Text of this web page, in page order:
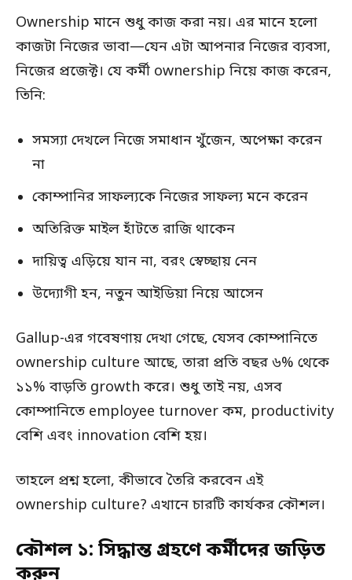
Ownership মানে শুধু কাজ করা নয়। এর মানে হলো
কাজটা নিজের ভাবা—যেন এটা আপনার নিজের ব্যবসা,
নিজের প্রজেক্ট। যে কর্মী ownership নিয়ে কাজ করেন,
তিনি:
সমস্যা দেখলে নিজে সমাধান খুঁজেন, অপেক্ষা করেন
না
কোম্পানির সাফল্যকে নিজের সাফল্য মনে করেন
অতিরিক্ত মাইল হাঁটতে রাজি থাকেন
দায়িত্ব এড়িয়ে যান না, বরং স্বেচ্ছায় নেন
উদ্যোগী হন, নতুন আইডিয়া নিয়ে আসেন
Gallup-এর গবেষণায় দেখা গেছে, যেসব কোম্পানিতে
ownership culture আছে, তারা প্রতি বছর ৬% থেকে
১১% বাড়তি growth করে। শুধু তাই নয়, এসব
কোম্পানিতে employee turnover কম, productivity
বেশি এবং innovation বেশি হয়।
তাহলে প্রশ্ন হলো, কীভাবে তৈরি করবেন এই
ownership culture? এখানে চারটি কার্যকর কৌশল।
কৌশল ১: সিদ্ধান্ত গ্রহণে কর্মীদের জড়িত
করুন